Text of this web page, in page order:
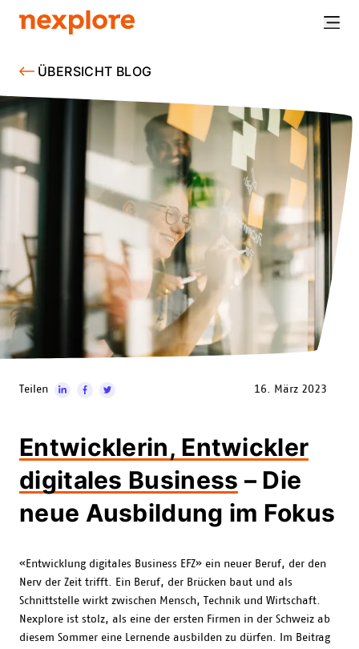
ÜBERSICHT BLOG
Teilen 16. März 2023
Entwicklerin, Entwickler
digitales Business – Die
neue Ausbildung im Fokus
«Entwicklung digitales Business EFZ» ein neuer Beruf, der den
Nerv der Zeit trifft. Ein Beruf, der Brücken baut und als
Schnittstelle wirkt zwischen Mensch, Technik und Wirtschaft.
Nexplore ist stolz, als eine der ersten Firmen in der Schweiz ab
diesem Sommer eine Lernende ausbilden zu dürfen. Im Beitrag